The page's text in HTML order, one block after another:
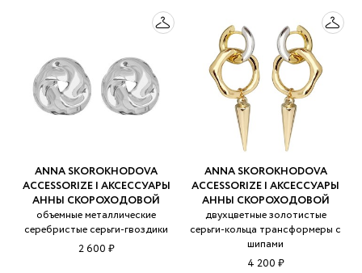
ANNA SKOROKHODOVA
ACCESSORIZE | АКСЕССУАРЫ
АННЫ СКОРОХОДОВОЙ
объемные металлические
серебристые серьги-гвоздики
2 600 ₽
ANNA SKOROKHODOVA
ACCESSORIZE | АКСЕССУАРЫ
АННЫ СКОРОХОДОВОЙ
двухцветные золотистые
серьги-кольца трансформеры с
шипами
4 200 ₽